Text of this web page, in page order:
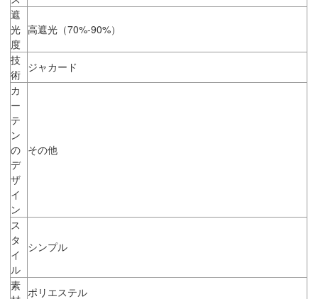
遮
光
度
高遮光（70%-90%）
技
術
ジャカード
カ
ー
テ
ン
の
デ
ザ
イ
ン
その他
ス
タ
イ
ル
シンプル
素 ポリエステル